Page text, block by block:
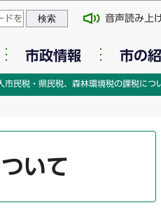
移動
音声読み上
市政情報 市の
市民税・県民税、森林環境税の課税につ
いて